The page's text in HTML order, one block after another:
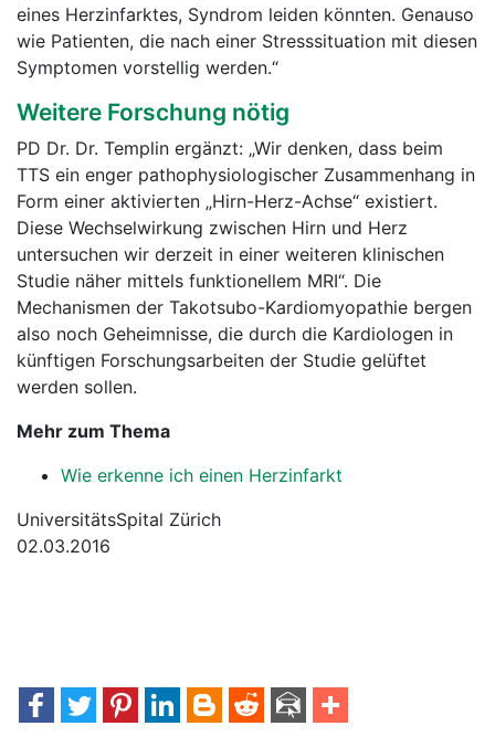
eines Herzinfarktes, Syndrom leiden könnten. Genauso
wie Patienten, die nach einer Stresssituation mit diesen
Symptomen vorstellig werden.“
Weitere Forschung nötig
PD Dr. Dr. Templin ergänzt: „Wir denken, dass beim
TTS ein enger pathophysiologischer Zusammenhang in
Form einer aktivierten „Hirn-Herz-Achse“ existiert.
Diese Wechselwirkung zwischen Hirn und Herz
untersuchen wir derzeit in einer weiteren klinischen
Studie näher mittels funktionellem MRI“. Die
Mechanismen der Takotsubo-Kardiomyopathie bergen
also noch Geheimnisse, die durch die Kardiologen in
künftigen Forschungsarbeiten der Studie gelüftet
werden sollen.
Mehr zum Thema
Wie erkenne ich einen Herzinfarkt
UniversitätsSpital Zürich
02.03.2016